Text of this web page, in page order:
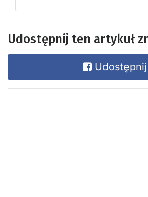
Udostępnij ten artykuł
Udostępnij